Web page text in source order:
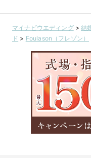
マイナビウエディング>結
ド > Foulason（フレゾン）